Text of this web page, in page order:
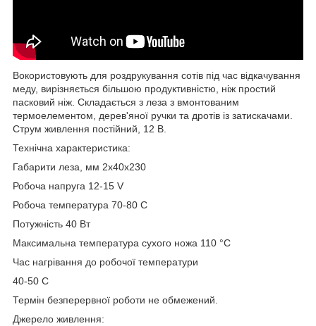
Вокористовують для роздрукування сотів під час відкачування
меду, вирізняється більшою продуктивністю, ніж простий
пасковий ніж. Складається з леза з вмонтованим
термоелементом, дерев'яної ручки та дротів із затискачами.
Струм живлення постійний, 12 В.
Технічна характеристика:
Габарити леза, мм 2х40х230
Робоча напруга 12-15 V
Робоча температура 70-80 С
Потужність 40 Вт
Максимальна температура сухого ножа 110 °C
Час нагрівання до робочої температури
40-50 С
Термін безперервної роботи не обмежений.
Джерело живлення: